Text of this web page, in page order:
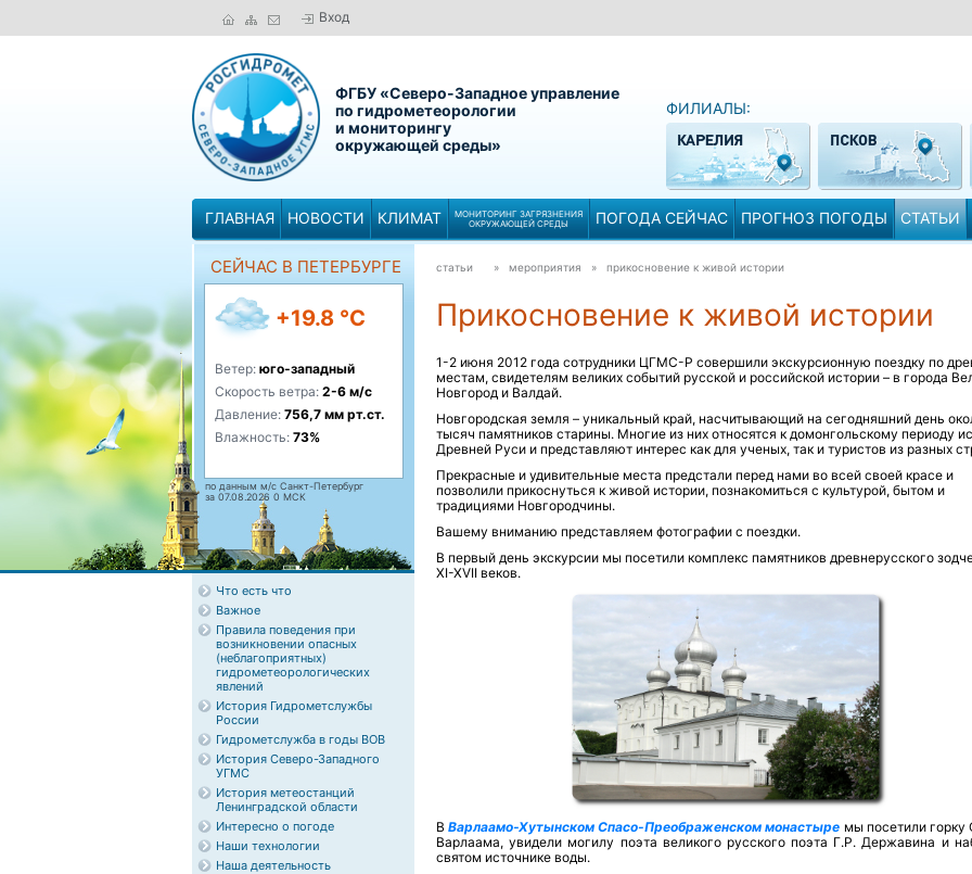
Вход
ФГБУ «Северо-Западное управление
по гидрометеорологии
и мониторингу
окружающей среды»
ФИЛИАЛЫ:
ГЛАВНАЯ НОВОСТИ КЛИМАТ
МОНИТОРИНГ ЗАГРЯЗНЕНИЯ
ОКРУЖАЮЩЕЙ СРЕДЫ
ПОГОДА СЕЙЧАС ПРОГНОЗ ПОГОДЫ СТАТЬИ
СЕЙЧАС В ПЕТЕРБУРГЕ
+19.8 °C
Ветер: юго-западный
Скорость ветра: 2-6 м/с
Давление: 756,7 мм рт.ст.
Влажность: 73%
по данным м/с Санкт-Петербург
за 07.08.2026 0 МСК
Что есть что
Важное
Правила поведения при
возникновении опасных
(неблагоприятных)
гидрометеорологических
явлений
История Гидрометслужбы
России
Гидрометслужба в годы ВОВ
История Северо-Западного
УГМС
История метеостанций
Ленинградской области
Интересно о погоде
Наши технологии
Наша деятельность
статьи » мероприятия » прикосновение к живой истории
Прикосновение к живой истории
1-2 июня 2012 года сотрудники ЦГМС-Р совершили экскурсионную поездку по
местам, свидетелям великих событий русской и российской истории – в города
Новгород и Валдай.
Новгородская земля – уникальный край, насчитывающий на сегодняшний день
тысяч памятников старины. Многие из них относятся к домонгольскому периоду
Древней Руси и представляют интерес как для ученых, так и туристов из разных
Прекрасные и удивительные места предстали перед нами во всей своей красе и
позволили прикоснуться к живой истории, познакомиться с культурой, бытом и
традициями Новгородчины.
Вашему вниманию представляем фотографии с поездки.
В первый день экскурсии мы посетили комплекс памятников древнерусского
XI-XVII веков.
ВВарлаамо-Хутынском Спасо-Преображенском монастыре мы посетили горку
Варлаама, увидели могилу поэта великого русского поэта Г.Р. Державина и
святом источнике воды.